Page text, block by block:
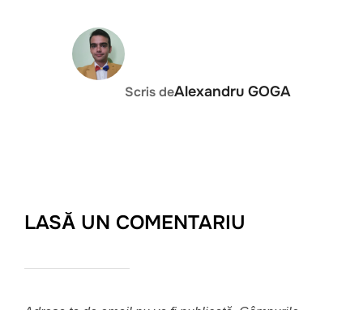
Scris deAlexandru GOGA
LASĂ UN COMENTARIU